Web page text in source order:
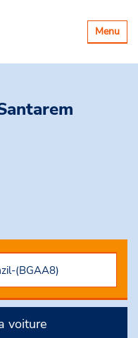
Basculer
la
Menu
voiture